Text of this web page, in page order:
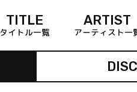
TITLE
タイトル一覧
ARTIST
アーティスト一